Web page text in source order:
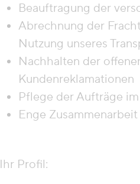
Beauftragung der
Abrechnung der
Nutzung unseres
Nachhalten der
Kundenreklamationen
Pflege der Aufträge
Enge
Ihr Profil: